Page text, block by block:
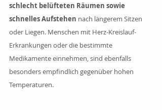
schlecht belüfteten Räumen sowie
schnelles Aufstehen nach längerem Sitzen
oder Liegen. Menschen mit Herz-Kreislauf-
Erkrankungen oder die bestimmte
Medikamente einnehmen, sind ebenfalls
besonders empfindlich gegenüber hohen
Temperaturen.